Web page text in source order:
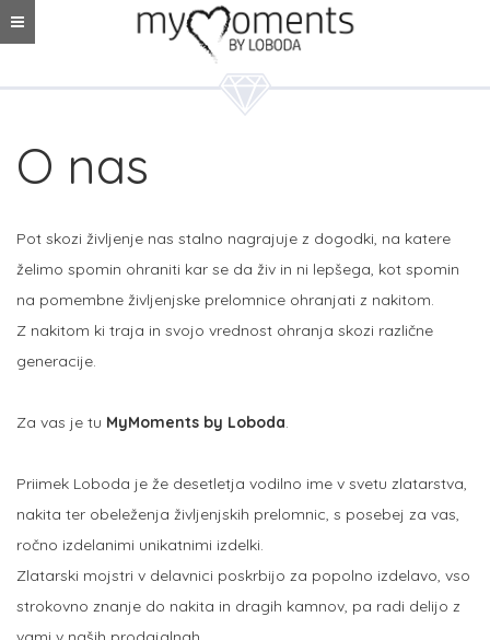
O nas
Pot skozi življenje nas stalno nagrajuje z dogodki, na katere
želimo spomin ohraniti kar se da živ in ni lepšega, kot spomin
na pomembne življenjske prelomnice ohranjati z nakitom.
Z nakitom ki traja in svojo vrednost ohranja skozi različne
generacije.
Za vas je tu MyMoments by Loboda.
Priimek Loboda je že desetletja vodilno ime v svetu zlatarstva,
nakita ter obeleženja življenjskih prelomnic, s posebej za vas,
ročno izdelanimi unikatnimi izdelki.
Zlatarski mojstri v delavnici poskrbijo za popolno izdelavo, vso
strokovno znanje do nakita in dragih kamnov, pa radi delijo z